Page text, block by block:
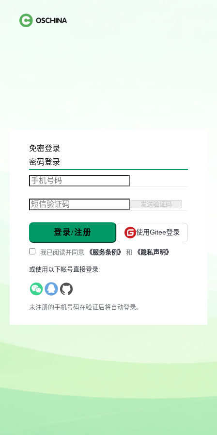
免密登录
密码登录
发送验证码
登录/注册 使用Gitee登录
我已阅读并同意 《服务条例》 和 《隐私声明》
或使用以下帐号直接登录:
未注册的手机号码在验证后将自动登录。